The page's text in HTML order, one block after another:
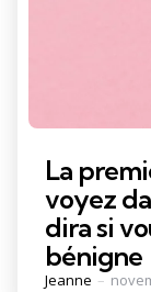
La
voyez
dira si
bénigne
Posted
Jeanne